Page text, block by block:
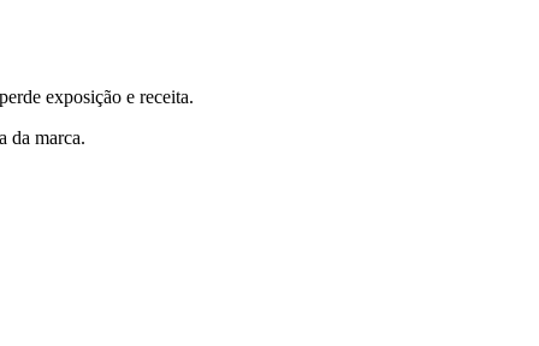
exposição e receita.
da marca.